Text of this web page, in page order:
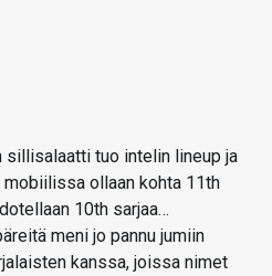
sillisalaatti tuo intelin lineup ja
mobiilissa ollaan kohta 11th
10th sarjaa…
meni jo pannu jumiin
kanssa, joissa nimet